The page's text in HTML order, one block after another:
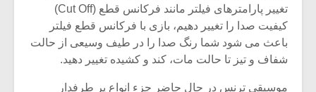
تغییر پارامترهای فیلتر مانند فرکانس قطع (Cut Off)
را تغییر دهیم، بازی با فرکانس قطع فیلتر
شود شما رنگ صدا را در طیف وسیعی از حالت
تا حالت مات، کند و کشیده تغییر دهید.
ترنس در حال حاضر جزء انواع پر طرفدار